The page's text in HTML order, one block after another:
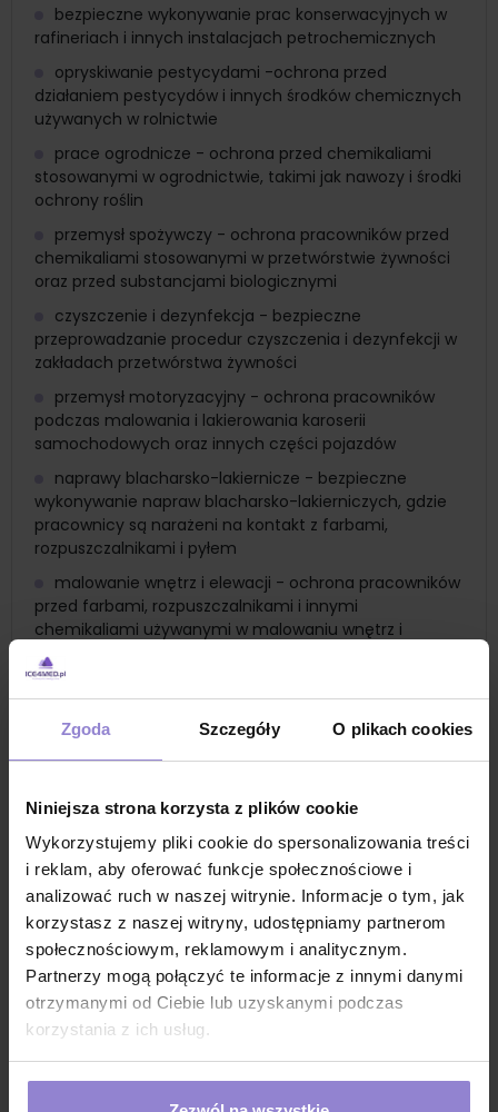
Zgoda Szczegóły O plikach cookies
Niniejsza strona korzysta z plików cookie
Wykorzystujemy pliki cookie do spersonalizowania treści
i reklam, aby oferować funkcje społecznościowe i
analizować ruch w naszej witrynie. Informacje o tym, jak
korzystasz z naszej witryny, udostępniamy partnerom
społecznościowym, reklamowym i analitycznym.
Partnerzy mogą połączyć te informacje z innymi danymi
otrzymanymi od Ciebie lub uzyskanymi podczas
korzystania z ich usług.
bezpieczne wykonywanie prac konserwacyjnych w
rafineriach i innych instalacjach petrochemicznych
opryskiwanie pestycydami -ochrona przed
działaniem pestycydów i innych środków chemicznych
używanych w rolnictwie
prace ogrodnicze - ochrona przed chemikaliami
stosowanymi w ogrodnictwie, takimi jak nawozy i środki
ochrony roślin
przemysł spożywczy - ochrona pracowników przed
chemikaliami stosowanymi w przetwórstwie żywności
oraz przed substancjami biologicznymi
czyszczenie i dezynfekcja - bezpieczne
przeprowadzanie procedur czyszczenia i dezynfekcji w
zakładach przetwórstwa żywności
przemysł motoryzacyjny - ochrona pracowników
podczas malowania i lakierowania karoserii
samochodowych oraz innych części pojazdów
naprawy blacharsko-lakiernicze - bezpieczne
wykonywanie napraw blacharsko-lakierniczych, gdzie
pracownicy są narażeni na kontakt z farbami,
rozpuszczalnikami i pyłem
malowanie wnętrz i elewacji - ochrona pracowników
przed farbami, rozpuszczalnikami i innymi
chemikaliami używanymi w malowaniu wnętrz i
elewacji budynków
malarskich i przygotowywanie powierzchni do
malowania
związanych z wyciekami chemicznymi, pożarami i
innymi sytuacjami kryzysowymi, gdzie istnieje ryzyko
kontaktu z substancjami niebezpiecznymi
kombinezon do lakierowania pojazdów - ochrona
pracowników podczas malowania i lakierowania
karoserii samochodowych oraz innych części pojazdów
naprawy blacharsko-lakiernicze - bezpieczne
wykonywanie napraw blacharsko-lakierniczych, gdzie
pracownicy są narażeni na kontakt z farbami,
przemysł lotniczy - ochrona przed substancjami
chemicznymi używanymi w procesach malowania i